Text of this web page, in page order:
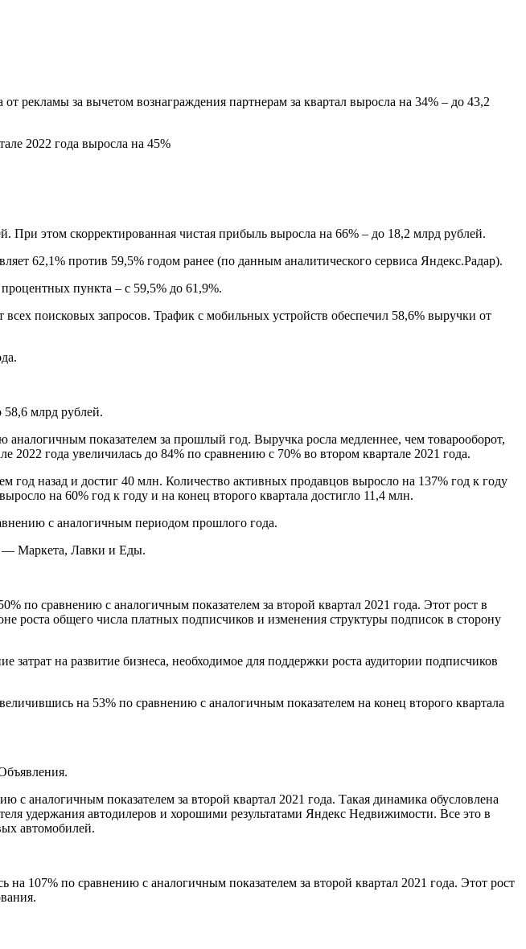
рекламы за вычетом вознаграждения партнерам за квартал выросла на 34% – до 43,2
При этом скорректированная чистая прибыль выросла на 66% – до 18,2 млрд рублей.
62,1% против 59,5% годом ранее (по данным аналитического сервиса Яндекс.Радар).
пункта – с 59,5% до 61,9%.
поисковых запросов. Трафик с мобильных устройств обеспечил 58,6% выручки от
58,6 млрд рублей.
показателем за прошлый год. Выручка росла медленнее, чем товарооборот,
2022 года увеличилась до 84% по сравнению с 70% во втором квартале 2021 года.
год назад и достиг 40 млн. Количество активных продавцов выросло на 137% год к году
на 60% год к году и на конец второго квартала достигло 11,4 млн.
с аналогичным периодом прошлого года.
— Маркета, Лавки и Еды.
по сравнению с аналогичным показателем за второй квартал 2021 года. Этот рост в
роста общего числа платных подписчиков и изменения структуры подписок в сторону
на развитие бизнеса, необходимое для поддержки роста аудитории подписчиков
на 53% по сравнению с аналогичным показателем на конец второго квартала
с аналогичным показателем за второй квартал 2021 года. Такая динамика обусловлена
удержания автодилеров и хорошими результатами Яндекс Недвижимости. Все это в
автомобилей.
107% по сравнению с аналогичным показателем за второй квартал 2021 года. Этот рост